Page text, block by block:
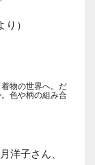
）
物の世界へ。だ
色や柄の組み合
洋子さん、